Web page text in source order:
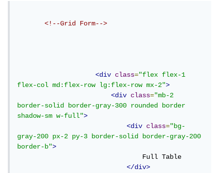
<!--Grid Form-->
<div class="flex flex-1
flex-col md:flex-row lg:flex-row mx-2">
<div
class="mb-2
border-solid border-gray-300 rounded border
shadow-sm w-full">
<div
class="bg-
gray-200 px-2 py-3 border-solid border-gray-200
border-b">
                                Full Table
</div>